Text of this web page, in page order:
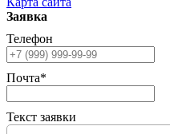
Заявка
Телефон
Почта*
Текст заявки